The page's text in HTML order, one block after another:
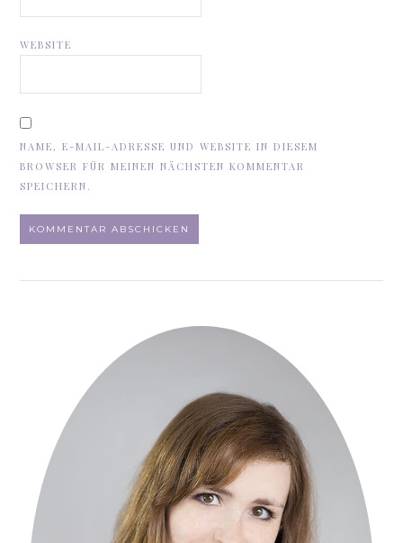
WEBSITE
NAME, E-MAIL-ADRESSE UND WEBSITE IN DIESEM
BROWSER FÜR MEINEN NÄCHSTEN KOMMENTAR
SPEICHERN.